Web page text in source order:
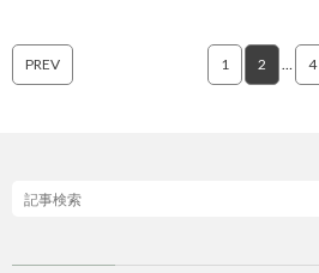
PREV 1 2 … 4